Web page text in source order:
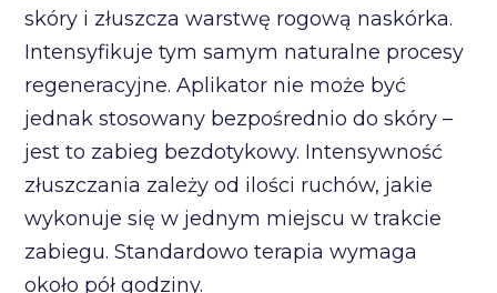
skóry i złuszcza warstwę rogową naskórka.
Intensyfikuje tym samym naturalne procesy
regeneracyjne. Aplikator nie może być
jednak stosowany bezpośrednio do skóry –
jest to zabieg bezdotykowy. Intensywność
złuszczania zależy od ilości ruchów, jakie
wykonuje się w jednym miejscu w trakcie
zabiegu. Standardowo terapia wymaga
około pół godziny.